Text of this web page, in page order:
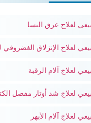
لعلاج عرق النسا
لعلاج الإنزلاق الغضروفي
لعلاج آلام الرقبة
لعلاج شد أوتار مفصل
لعلاج آلام الأبهر